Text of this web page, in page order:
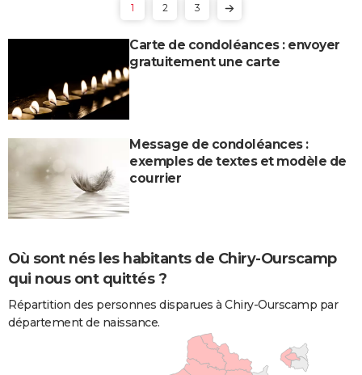
1 2 3
Carte de condoléances : envoyer
gratuitement une carte
Message de condoléances :
exemples de textes et modèle de
courrier
Où sont nés les habitants de Chiry-Ourscamp
qui nous ont quittés ?
Répartition des personnes disparues à Chiry-Ourscamp par
département de naissance.